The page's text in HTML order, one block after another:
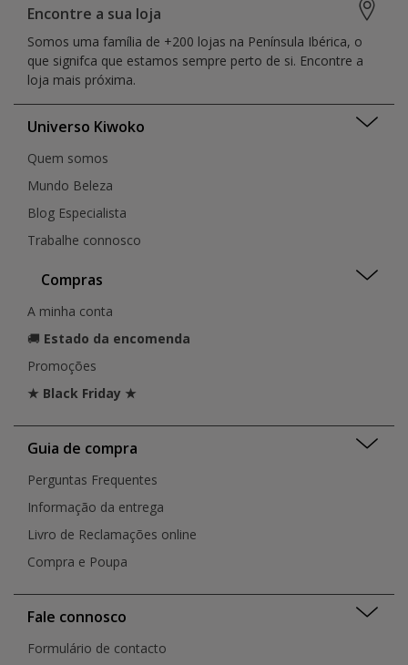
Vila Real
Distrito da Guarda
Lisboa
Madeira
Setúbal
Figueira da Foz
Guarda
Guimarães
Leiria
Lisboa
Loulé
Funchal
Matosinhos
Montijo
Porto
Penafiel
Santarém
São João da Madeira
Setúbal
Sintra
Torres Vedras
Viana do Castelo
Vila Franca de Xira
Vila Nova de Gaia
Vila Real
Castelo Branco
Coimbra
Covilhã
Ermesinde
Évora
Figueira Da Foz
Funchal
Guarda
Guilhufe
Guimarães
Leiria
Lisboa
Lisboa
Loulé
Loures
Matosinhos
Montijo
Porto
Rio de Mouro
Santa Cruz do Bispo
São João da Madeira
Senhora da Hora
Viana Do Castelo
Vila Nova de Gaia
Encontre a sua loja
Somos uma família de +200 lojas na Península Ibérica, o
que signifca que estamos sempre perto de si. Encontre a
loja mais próxima.
Universo Kiwoko
Quem somos
Mundo Beleza
Blog Especialista
Trabalhe connosco
Compras
A minha conta
🚚 Estado da encomenda
Promoções
★ Black Friday ★
Guia de compra
Perguntas Frequentes
Informação da entrega
Livro de Reclamações online
Compra e Poupa
Fale connosco
Formulário de contacto